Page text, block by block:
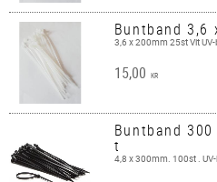
Buntband 3,6
3,6 x 200mm 25st Vit
15,00 KR
Buntband
t
4,8 x 300mm. 100st .